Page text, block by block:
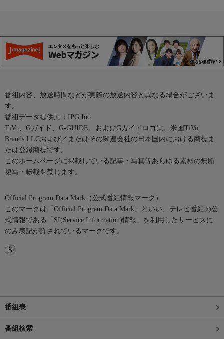
番組内容、放送時間などが実際の放送内容と異なる場合がございま
す。
番組データ提供元：IPG Inc.
TiVo、Gガイド、G-GUIDE、およびGガイドロゴは、米国TiVo
Brands LLCおよび／またはその関連会社の日本国内における商標ま
たは登録商標です。
このホームページに掲載している記事・写真等あらゆる素材の無断
複写・転載を禁じます。
Official Program Data Mark（公式番組情報マーク）
このマークは「Official Program Data Mark」といい、テレビ番組の公
式情報である「SI(Service Information)情報」を利用したサービスに
のみ表記が許されているマークです。
番組表
番組検索